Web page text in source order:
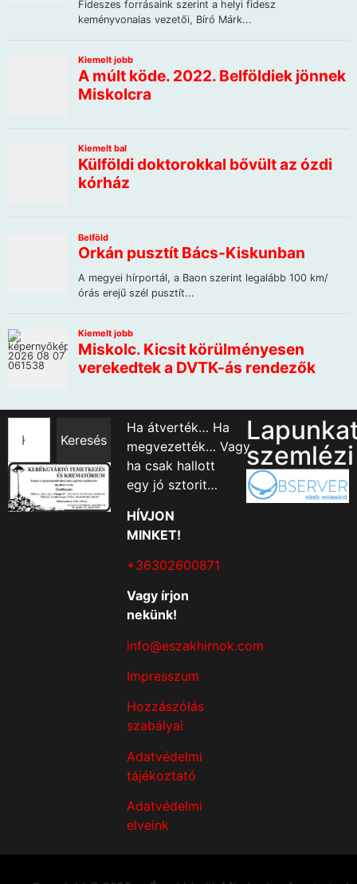
Keresés
Ha átverték… Ha
megvezették… Vagy
ha csak hallott
egy jó sztorit…
HÍVJON
MINKET!
+36302600871
Vagy írjon
nekünk!
info@eszakhirnok.com
Impresszum
Hozzászólás
szabályai
Adatvédelmi
tájékoztató
Adatvédelmi
elveink
szemlézi